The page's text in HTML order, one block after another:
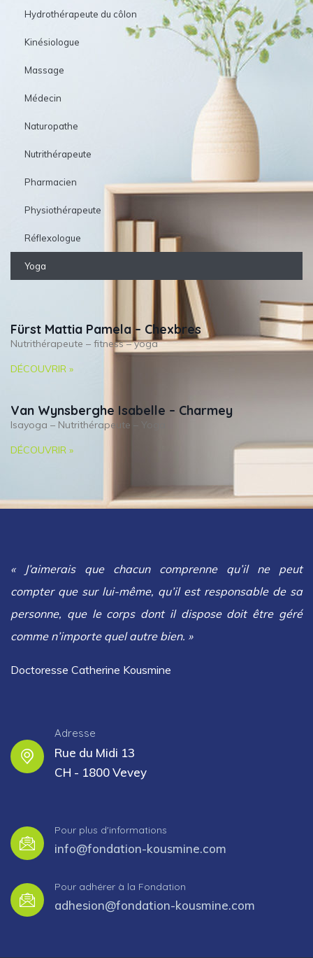
Hydrothérapeute du côlon
Kinésiologue
Massage
Médecin
Naturopathe
Nutrithérapeute
Pharmacien
Physiothérapeute
Réflexologue
Yoga
Fürst Mattia Pamela – Chexbres
Nutrithérapeute – fitness – yoga
DÉCOUVRIR »
Van Wynsberghe Isabelle – Charmey
Isayoga – Nutrithérapeute – Yoga
DÉCOUVRIR »
« J’aimerais que chacun comprenne qu’il ne peut
compter que sur lui-même, qu’il est responsable de sa
personne, que le corps dont il dispose doit être géré
comme n’importe quel autre bien. »
Doctoresse Catherine Kousmine
Adresse
Rue du Midi 13
CH - 1800 Vevey
Pour plus d'informations
info@fondation-kousmine.com
Pour adhérer à la Fondation
adhesion@fondation-kousmine.com